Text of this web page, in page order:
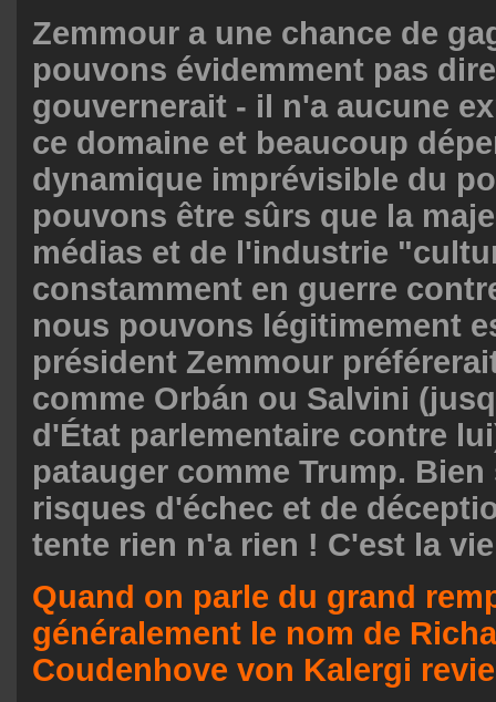
Zemmour a une chance de
pouvons évidemment pas
gouvernerait - il n'a aucune
ce domaine et beaucoup
dynamique imprévisible du
pouvons être sûrs que la
médias et de l'industrie
constamment en guerre
nous pouvons légitimement
président Zemmour
comme Orbán ou Salvini
d'État parlementaire contre
patauger comme Trump. Bien
risques d'échec et de
tente rien n'a rien ! C'est la
Quand on parle du grand
généralement le nom de
Coudenhove von Kalergi